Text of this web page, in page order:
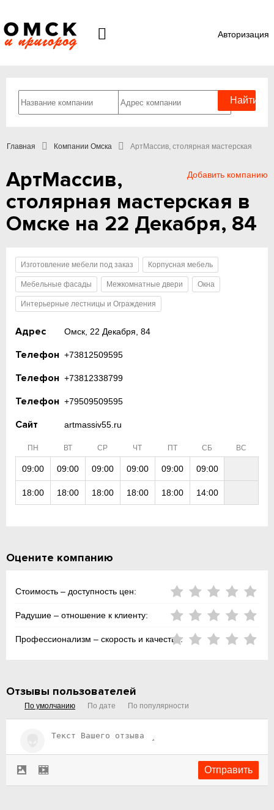
Авторизация
Главная Компании Омска АртМассив, столярная мастерская
Добавить компанию
АртМассив,
столярная мастерская в
Омске на 22 Декабря, 84
Изготовление мебели под заказ Корпусная мебель
Мебельные фасады Межкомнатные двери Окна
Интерьерные лестницы и Ограждения
Адрес Омск, 22 Декабря, 84
Телефон +73812509595
Телефон +73812338799
Телефон +79509509595
Сайт artmassiv55.ru
ПН ВТ СР ЧТ ПТ СБ ВС
09:00 09:00 09:00 09:00 09:00 09:00
18:00 18:00 18:00 18:00 18:00 14:00
Оцените компанию
Стоимость – доступность цен:
Радушие – отношение к клиенту:
Профессионализм – скорость и качество:
Отзывы пользователей
По умолчанию По дате По популярности